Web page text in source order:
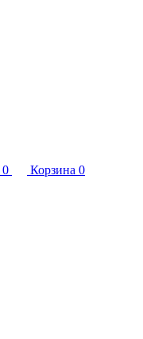
0 Корзина 0